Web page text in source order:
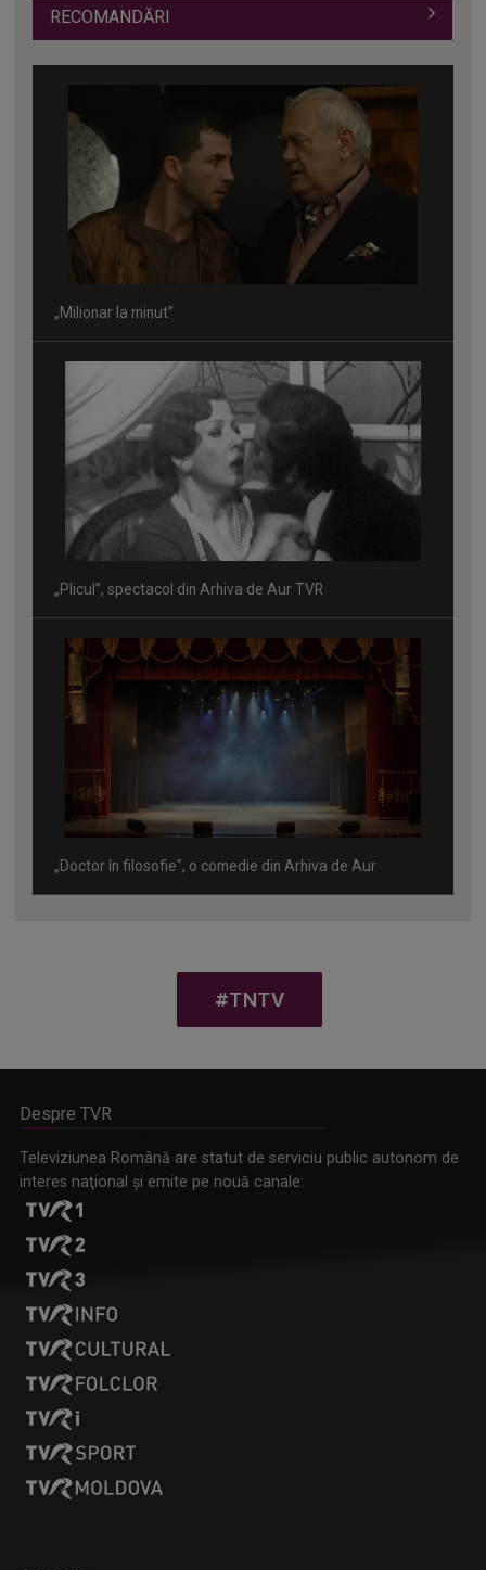
RECOMANDĂRI
„Milionar la minut”
„Plicul”, spectacol din Arhiva de Aur TVR
„Doctor în filosofie", o comedie din Arhiva de Aur
prin piesa „Ultima oră”, o montare de colecție, din 1979
#TNTV
Despre TVR
Televiziunea Română are statut de serviciu public autonom de
interes naţional şi emite pe nouă canale: